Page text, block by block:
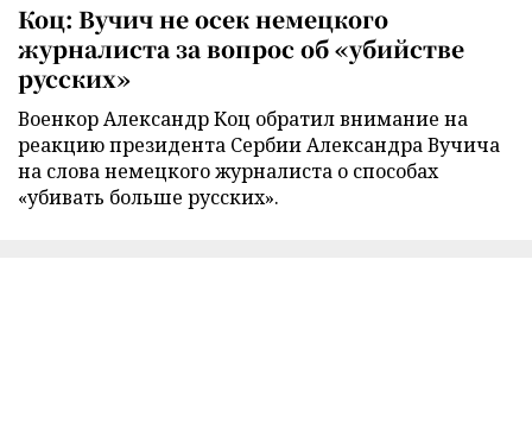
Коц: Вучич не осек немецкого
журналиста за вопрос об «убийстве
русских»
Военкор Александр Коц обратил внимание на
реакцию президента Сербии Александра Вучича
на слова немецкого журналиста о способах
«убивать больше русских».